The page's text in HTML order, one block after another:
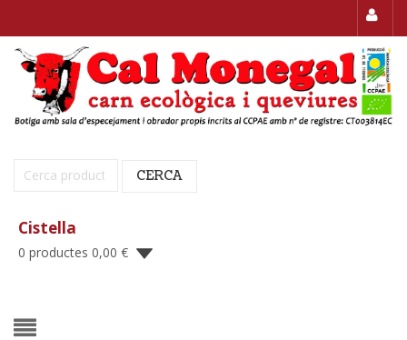
Cerca: CERCA
Cistella
0 productes 0,00 €